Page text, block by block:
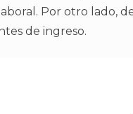
Por otro lado,
de ingreso.